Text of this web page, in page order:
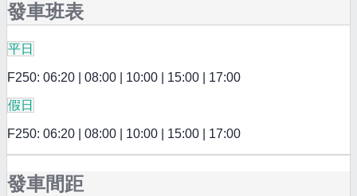
發車班表
平日
F250: 06:20 | 08:00 | 10:00 | 15:00 | 17:00
假日
F250: 06:20 | 08:00 | 10:00 | 15:00 | 17:00
發車間距